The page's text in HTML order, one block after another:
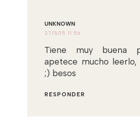
UNKNOWN
27/5/15 11:56
Tiene muy buena
apetece mucho leerlo,
;) besos
RESPONDER